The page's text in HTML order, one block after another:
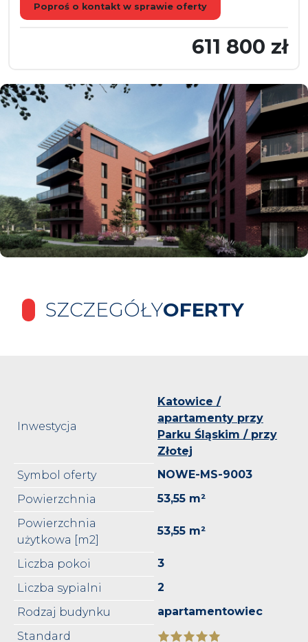
Poproś o kontakt w sprawie oferty
611 800 zł
SZCZEGÓŁYOFERTY
Inwestycja
Katowice /
apartamenty przy
Parku Śląskim / przy
Złotej
Symbol oferty
NOWE-MS-9003
Powierzchnia
53,55 m²
Powierzchnia
użytkowa [m2]
53,55 m²
Liczba pokoi
3
Liczba sypialni
2
Rodzaj budynku
apartamentowiec
Standard